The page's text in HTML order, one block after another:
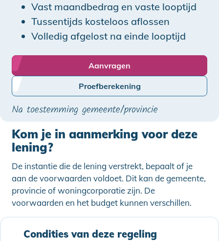
Vast maandbedrag en vaste looptijd
Tussentijds kosteloos aflossen
Volledig afgelost na einde looptijd
Aanvragen
Proefberekening
Na toestemming gemeente/provincie
Kom je in aanmerking voor deze
lening?
De instantie die de lening verstrekt, bepaalt of je
aan de voorwaarden voldoet. Dit kan de gemeente,
provincie of woningcorporatie zijn. De
voorwaarden en het budget kunnen verschillen.
Condities van deze regeling